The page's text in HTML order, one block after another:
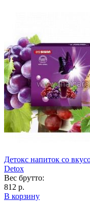
Детокс напиток со
Detox
Вес брутто:
812 р.
В корзину